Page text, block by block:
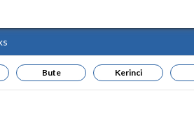
Bute Kerinci